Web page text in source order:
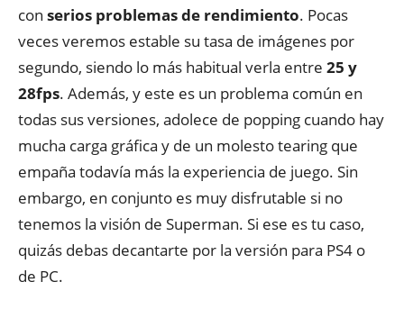
con serios problemas de rendimiento. Pocas
veces veremos estable su tasa de imágenes por
segundo, siendo lo más habitual verla entre 25 y
28fps. Además, y este es un problema común en
todas sus versiones, adolece de popping cuando hay
mucha carga gráfica y de un molesto tearing que
empaña todavía más la experiencia de juego. Sin
embargo, en conjunto es muy disfrutable si no
tenemos la visión de Superman. Si ese es tu caso,
quizás debas decantarte por la versión para PS4 o
de PC.